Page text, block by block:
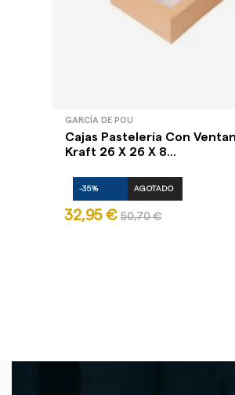
GARCÍA DE POU
Cajas Pastelería Con
Kraft 26 X 26 X 8...
-35% AGOTADO
32,95 € 50,70 €